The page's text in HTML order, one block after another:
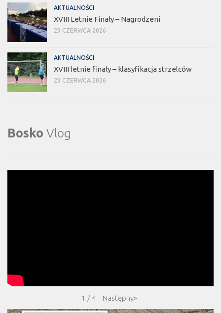
AKTUALNOŚCI
XVIII Letnie Finały – Nagrodzeni
23 CZERWCA 2026
AKTUALNOŚCI
XVIII letnie finały – klasyfikacja strzelców
23 CZERWCA 2026
Bosko Vlog
1 / 4 Następny»